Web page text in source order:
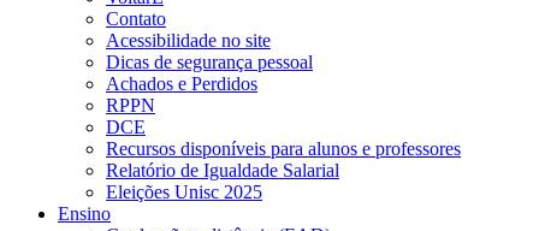
Contato
Acessibilidade no site
Dicas de segurança pessoal
Achados e Perdidos
RPPN
DCE
Recursos disponíveis para alunos e professores
Relatório de Igualdade Salarial
Eleições Unisc 2025
Ensino